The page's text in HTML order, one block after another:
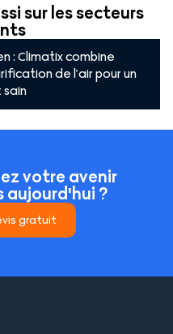
sur les secteurs
: Climatix combine
de l’air pour un
votre avenir
aujourd'hui ?
gratuit